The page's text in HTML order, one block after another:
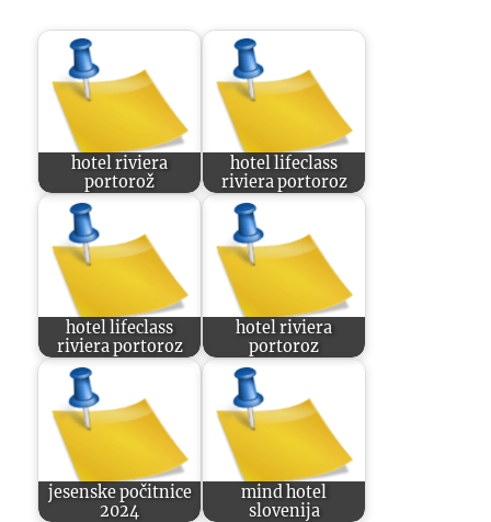
hotel riviera
portorož
hotel lifeclass
riviera portoroz
hotel lifeclass
riviera portoroz
hotel riviera
portoroz
jesenske počitnice
2024
mind hotel
slovenija